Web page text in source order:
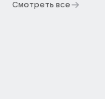
Смотреть все